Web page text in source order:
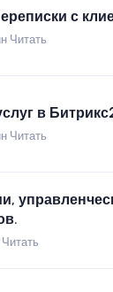
с
Читать
в
Читать